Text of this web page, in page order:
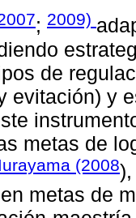
; 2009)
de
evitación) y
metas de
(2008
metas de